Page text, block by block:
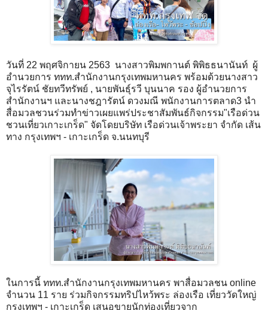
วันที่ 22 พฤศจิกายน 2563 นางสาวพิมพกานต์ พิพิธธนานันท์ ผู้
อำนวยการ ททท.สำนักงานกรุงเทพมหานคร พร้อมด้วยนางสาว
จุไรรัตน์ ชัยทวีทรัพย์ , นายพันธุ์รวี บุนนาค รอง ผู้อำนวยการ
สำนักงานฯ และนางชฎารัตน์ ดวงมณี พนักงานการตลาด3 นำ
สื่อมวลชวนร่วมทำข่าวเผยแพร่ประชาสัมพันธ์กิจกรรม"เรือด่วน
ชวนเที่ยวเกาะเกร็ด" จัดโดยบริษัท เรือด่วนเจ้าพระยา จํากัด เส้น
ทาง กรุงเทพฯ - เกาะเกร็ด จ.นนทบุรี
ในการนี้ ททท.สำนักงานกรุงเทพมหานคร พาสื่อมวลชน online
จำนวน 11 ราย ร่วมกิจกรรมทริปไหว้พระ ล่องเรือ เที่ยววัดใหญ่
กรุงเทพฯ - เกาะเกร็ด เสนอขายนักท่องเที่ยวจาก